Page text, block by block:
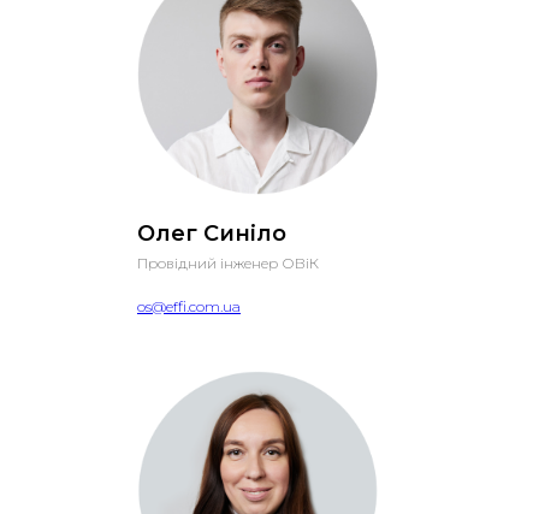
Олег Синіло
Провідний інженер ОВіК
os@effi.com.ua